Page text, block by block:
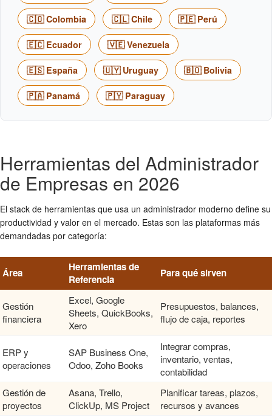
🇨🇴 Colombia 🇨🇱 Chile 🇵🇪 Perú
🇪🇨 Ecuador 🇻🇪 Venezuela
🇪🇸 España 🇺🇾 Uruguay 🇧🇴 Bolivia
🇵🇦 Panamá 🇵🇾 Paraguay
Herramientas del Administrador
de Empresas en 2026
El stack de herramientas que usa un administrador moderno define su
productividad y valor en el mercado. Estas son las plataformas más
demandadas por categoría:
Área
Herramientas de
Referencia
Para qué sirven
Gestión
financiera
Excel, Google
Sheets, QuickBooks,
Xero
Presupuestos, balances,
flujo de caja, reportes
ERP y
operaciones
SAP Business One,
Odoo, Zoho Books
Integrar compras,
inventario, ventas,
contabilidad
Gestión de
proyectos
Asana, Trello,
ClickUp, MS Project
Planificar tareas, plazos,
recursos y avances